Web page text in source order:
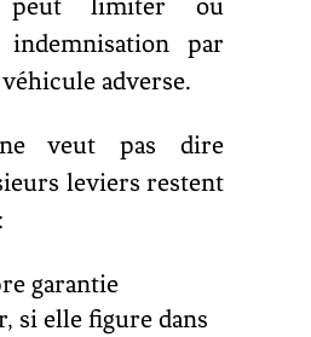
par
adverse.
veut pas dire
leviers restent
garantie
si elle figure dans